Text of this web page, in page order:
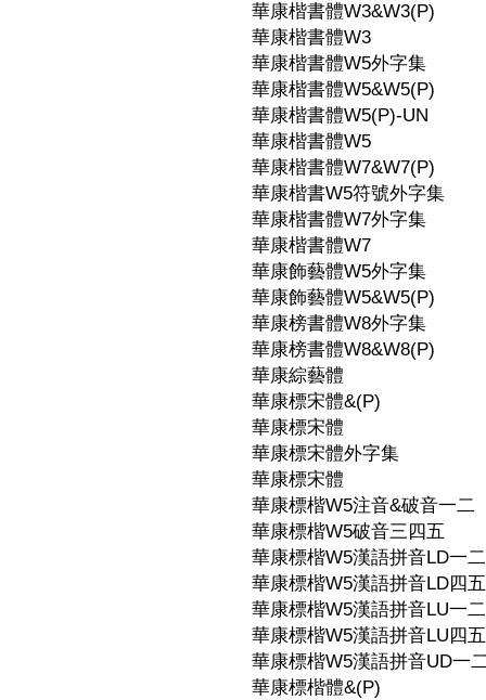
華康楷書體W3&W3(P)
華康楷書體W3
華康楷書體W5外字集
華康楷書體W5&W5(P)
華康楷書體W5(P)-UN
華康楷書體W5
華康楷書體W7&W7(P)
華康楷書W5符號外字集
華康楷書體W7外字集
華康楷書體W7
華康飾藝體W5外字集
華康飾藝體W5&W5(P)
華康榜書體W8外字集
華康榜書體W8&W8(P)
華康綜藝體
華康標宋體&(P)
華康標宋體
華康標宋體外字集
華康標宋體
華康標楷W5注音&破音一二
華康標楷W5破音三四五
華康標楷W5漢語拼音LD一
華康標楷W5漢語拼音LD四
華康標楷W5漢語拼音LU一
華康標楷W5漢語拼音LU四
華康標楷W5漢語拼音UD一
華康標楷體&(P)